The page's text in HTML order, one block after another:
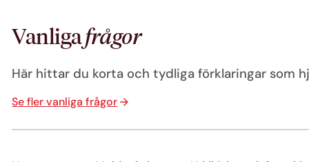
Vanligafrågor
Här hittar du korta och tydliga förklaringar som
Se fler vanliga frågor